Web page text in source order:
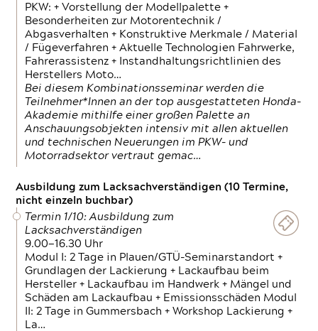
PKW: + Vorstellung der Modellpalette +
Besonderheiten zur Motorentechnik /
Abgasverhalten + Konstruktive Merkmale / Material
/ Fügeverfahren + Aktuelle Technologien Fahrwerke,
Fahrerassistenz + Instandhaltungsrichtlinien des
Herstellers Moto…
Bei diesem Kombinationsseminar werden die
Teilnehmer*Innen an der top ausgestatteten Honda-
Akademie mithilfe einer großen Palette an
Anschauungsobjekten intensiv mit allen aktuellen
und technischen Neuerungen im PKW- und
Motorradsektor vertraut gemac…
Ausbildung zum Lacksachverständigen (10 Termine,
nicht einzeln buchbar)
Termin 1/10: Ausbildung zum
Lacksachverständigen
9.00—16.30 Uhr
Modul I: 2 Tage in Plauen/GTÜ-Seminarstandort +
Grundlagen der Lackierung + Lackaufbau beim
Hersteller + Lackaufbau im Handwerk + Mängel und
Schäden am Lackaufbau + Emissionsschäden Modul
II: 2 Tage in Gummersbach + Workshop Lackierung +
La…